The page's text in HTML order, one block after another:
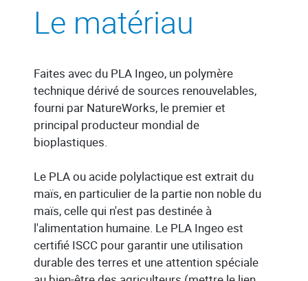
Le matériau
Faites avec du PLA Ingeo, un polymère
technique dérivé de sources renouvelables,
fourni par NatureWorks, le premier et
principal producteur mondial de
bioplastiques.
Le PLA ou acide polylactique est extrait du
maïs, en particulier de la partie non noble du
maïs, celle qui n'est pas destinée à
l'alimentation humaine. Le PLA Ingeo est
certifié ISCC pour garantir une utilisation
durable des terres et une attention spéciale